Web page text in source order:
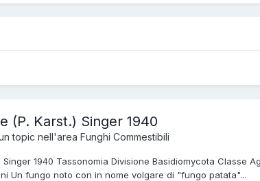
(P. Karst.) Singer 1940
topic nell'area Funghi Commestibili
1940 Tassonomia Divisione Basidiomycota
Un fungo noto con in nome volgare di "fungo patata"...